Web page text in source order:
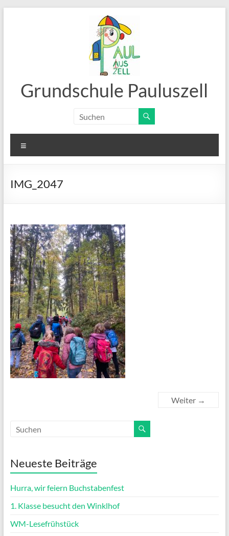
Grundschule Pauluszell
IMG_2047
Weiter →
Neueste Beiträge
Hurra, wir feiern Buchstabenfest
1. Klasse besucht den Winklhof
WM-Lesefrühstück